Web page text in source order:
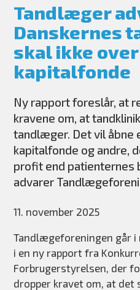
Om foreningen
Find din tandlægevagt
Kurser og efteruddannelse
BLIV
Tandlæger
Danskernes
skal ikke
kapitalfonde
Ny rapport foreslår, at
kravene om, at
tandlæger. Det vil åbne
kapitalfonde og andre,
profit end patienternes
advarer
11. november 2025
Tandlægeforeningen går
i en ny rapport fra
Forbrugerstyrelsen, der
dropper kravet om, at